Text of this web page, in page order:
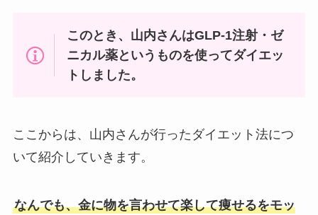
このとき、山内さんはGLP-1注射・ゼ
ニカル薬というものを使ってダイエッ
トしました。
ここからは、山内さんが行ったダイエット法につ
いて紹介していきます。
なんでも、金に物を言わせて楽して痩せるをモッ